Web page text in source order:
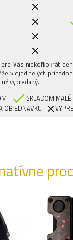
Vás niekoľkokrát
v ojedinelých
vypredaný.
SKLADOM MALÉ
OBJEDNÁVKU